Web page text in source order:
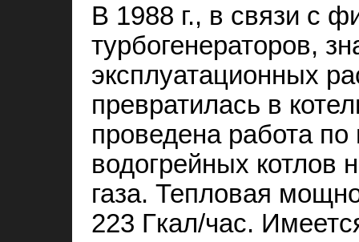
В 1988 г., в связи с
турбогенераторов,
эксплуатационных
превратилась в
проведена работа по
водогрейных котлов
газа. Тепловая
223 Гкал/час.